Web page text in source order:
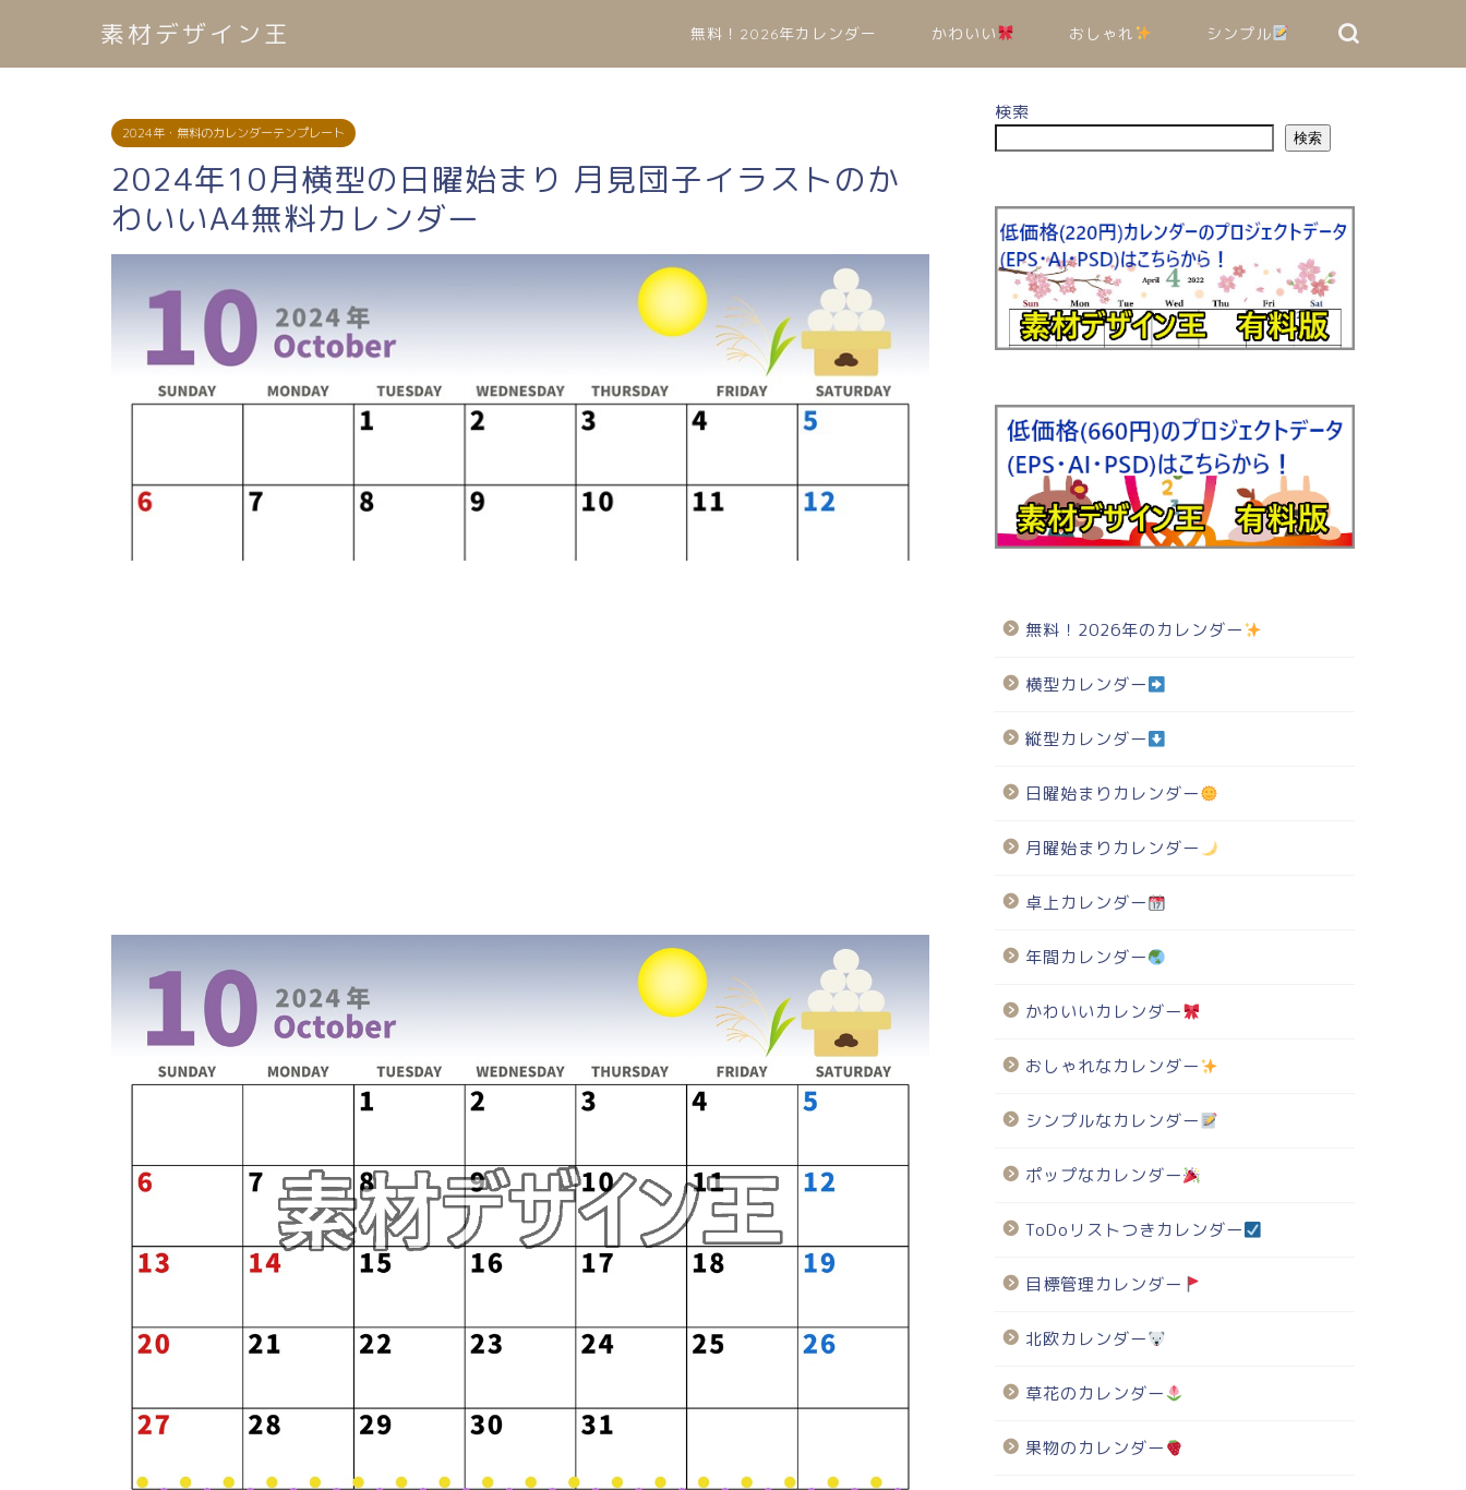
素材デザイン王 無料！2026年カレンダー かわいい おしゃれ シンプル
2024年・無料のカレンダーテンプレート
2024年10月横型の日曜始まり 月見団子イラストのか
わいいA4無料カレンダー
検索
検索
無料！2026年のカレンダー
横型カレンダー
縦型カレンダー
日曜始まりカレンダー
月曜始まりカレンダー
卓上カレンダー
年間カレンダー
かわいいカレンダー
おしゃれなカレンダー
シンプルなカレンダー
ポップなカレンダー
ToDoリストつきカレンダー
目標管理カレンダー
北欧カレンダー
草花のカレンダー
果物のカレンダー